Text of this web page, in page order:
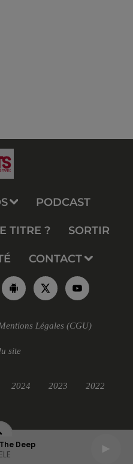
Deep
PODCAST
TITRE ? SORTIR
CONTACT
Légales (CGU)
site
2024 2023 2022